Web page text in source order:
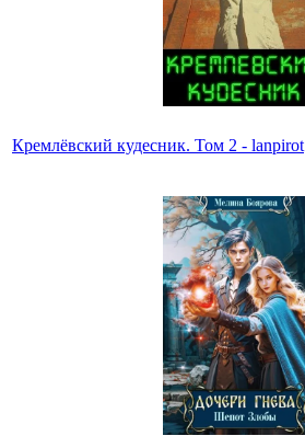
Кремлёвский кудесник. Том 2 - lanpirot